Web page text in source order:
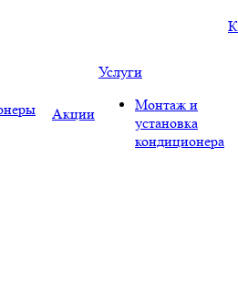
Акции
Услуги
Монтаж и
установка
кондиционера